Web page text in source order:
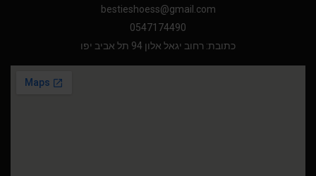
bestieshoess@gmail.com
0547174490
כתובת: רחוב יגאל אלון 94 תל אביב יפו